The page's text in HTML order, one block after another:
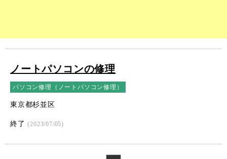
ノートパソコンの修理
パソコン修理（ノートパソコン修理）
東京都杉並区
終了(2023/07/05)